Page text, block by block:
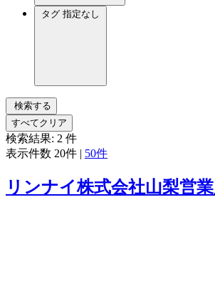
タグ 指定なし
検索する
すべてクリア
検索結果: 2 件
表示件数 20件 | 50件
リンナイ株式会社山梨営